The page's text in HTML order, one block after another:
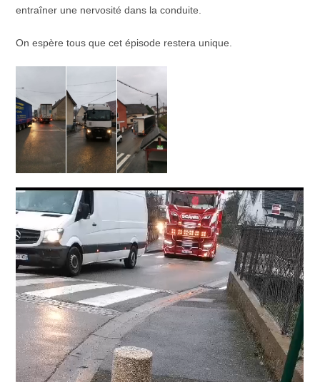
entraîner une nervosité dans la conduite.
On espère tous que cet épisode restera unique.